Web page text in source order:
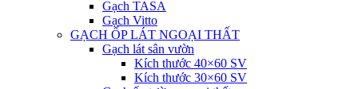
Gạch TASA
Gạch Vitto
GẠCH ỐP LÁT NGOẠI THẤT
Gạch lát sân vườn
Kích thước 40×60 SV
Kích thước 30×60 SV